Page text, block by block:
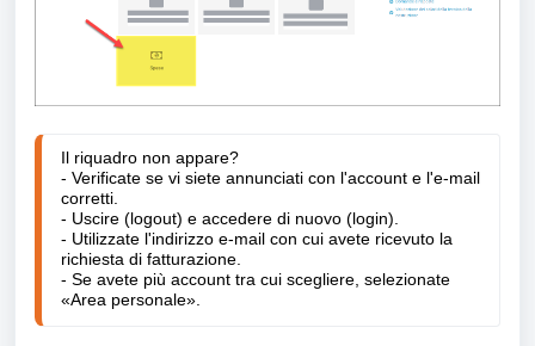
Il riquadro non appare?
- Verificate se vi siete annunciati con l'account e l'e-mail
corretti.
- Uscire (logout) e accedere di nuovo (login).
- Utilizzate l'indirizzo e-mail con cui avete ricevuto la
richiesta di fatturazione.
- Se avete più account tra cui scegliere, selezionate
«Area personale».